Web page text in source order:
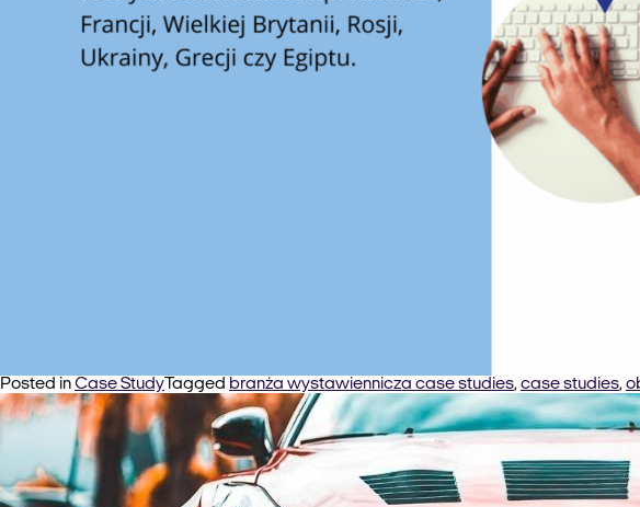
Posted inCase StudyTagged branża wystawiennicza case studies, case studies,